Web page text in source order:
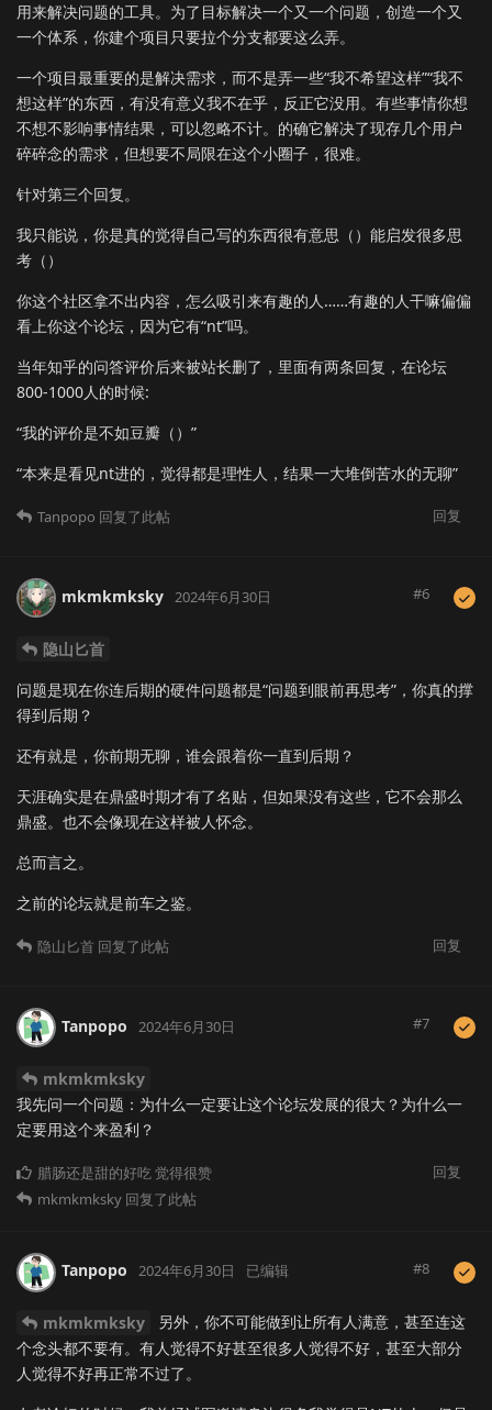
用来解决问题的工具。为了目标解决一个又一个问题，创造一个又
一个体系，你建个项目只要拉个分支都要这么弄。
一个项目最重要的是解决需求，而不是弄一些“我不希望这样”“我不
想这样”的东西，有没有意义我不在乎，反正它没用。有些事情你想
不想不影响事情结果，可以忽略不计。的确它解决了现存几个用户
碎碎念的需求，但想要不局限在这个小圈子，很难。
针对第三个回复。
我只能说，你是真的觉得自己写的东西很有意思（）能启发很多思
考（）
你这个社区拿不出内容，怎么吸引来有趣的人……有趣的人干嘛偏偏
看上你这个论坛，因为它有“nt”吗。
当年知乎的问答评价后来被站长删了，里面有两条回复，在论坛
800-1000人的时候:
“我的评价是不如豆瓣（）”
“本来是看见nt进的，觉得都是理性人，结果一大堆倒苦水的无聊”
回复
Tanpopo 回复了此帖
mkmkmksky 2024年6月30日 #6
隐山匕首
问题是现在你连后期的硬件问题都是“问题到眼前再思考”，你真的撑
得到后期？
还有就是，你前期无聊，谁会跟着你一直到后期？
天涯确实是在鼎盛时期才有了名贴，但如果没有这些，它不会那么
鼎盛。也不会像现在这样被人怀念。
总而言之。
之前的论坛就是前车之鉴。
回复
隐山匕首 回复了此帖
Tanpopo 2024年6月30日 #7
mkmkmksky
我先问一个问题：为什么一定要让这个论坛发展的很大？为什么一
定要用这个来盈利？
回复
腊肠还是甜的好吃觉得很赞
mkmkmksky 回复了此帖
Tanpopo 2024年6月30日 已编辑 #8
mkmkmksky
另外，你不可能做到让所有人满意，甚至连这
个念头都不要有。有人觉得不好甚至很多人觉得不好，甚至大部分
人觉得不好再正常不过了。